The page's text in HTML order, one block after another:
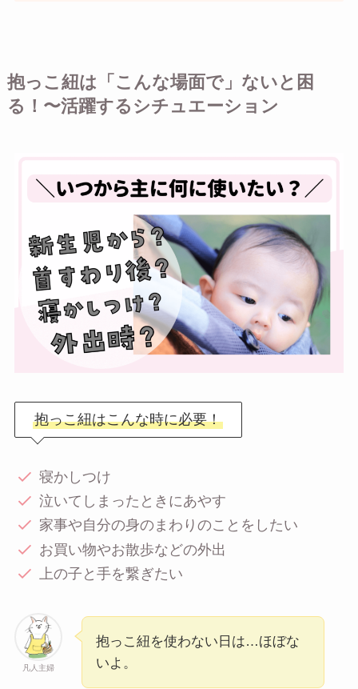
抱っこ紐は「こんな場面で」ないと困
る！〜活躍するシチュエーション
抱っこ紐はこんな時に必要！
寝かしつけ
泣いてしまったときにあやす
家事や自分の身のまわりのことをしたい
お買い物やお散歩などの外出
上の子と手を繋ぎたい
凡人主婦
抱っこ紐を使わない日は…ほぼな
いよ。